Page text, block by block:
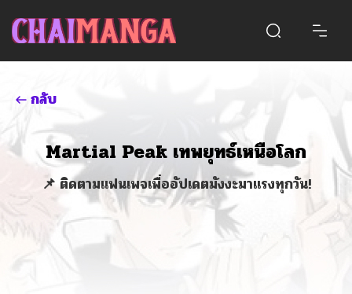
กลับ
Martial Peak เทพยุทธ์เหนือโลก
📌 ติดตามแฟนเพจเพื่ออัปเดตมังงะมาแรงทุกวัน!